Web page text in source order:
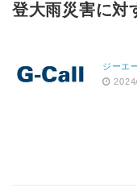
登大雨災害に対
ジーエ